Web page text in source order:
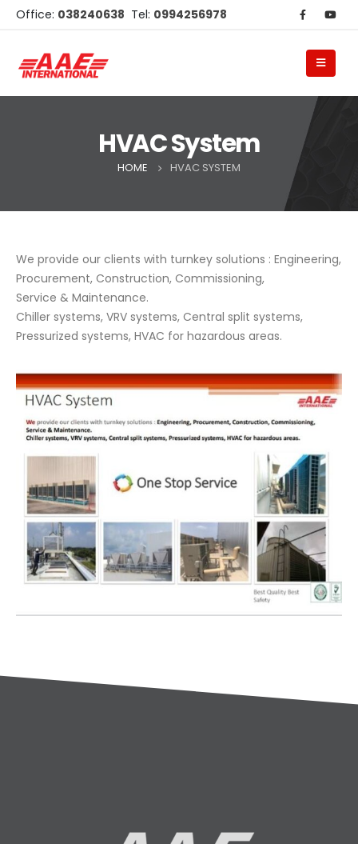
Office: 038240638 Tel: 0994256978
HVAC System
HOME HVAC SYSTEM
We provide our clients with turnkey solutions : Engineering,
Procurement, Construction, Commissioning,
Service & Maintenance.
Chiller systems, VRV systems, Central split systems,
Pressurized systems, HVAC for hazardous areas.